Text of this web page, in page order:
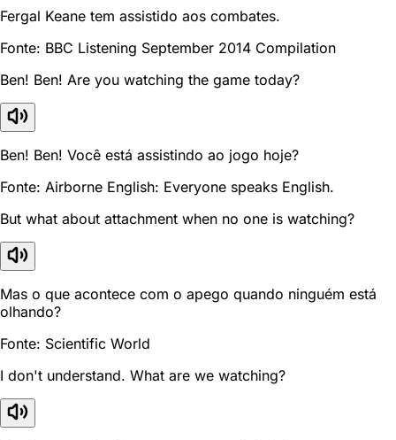
Fergal Keane tem assistido aos combates.
Fonte: BBC Listening September 2014 Compilation
Ben! Ben! Are you watching the game today?
Ben! Ben! Você está assistindo ao jogo hoje?
Fonte: Airborne English: Everyone speaks English.
But what about attachment when no one is watching?
Mas o que acontece com o apego quando ninguém está
olhando?
Fonte: Scientific World
I don't understand. What are we watching?